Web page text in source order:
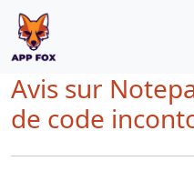
Avis sur
de code